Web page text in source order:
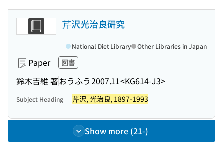
芹沢光治良研究
Paper 図書
鈴木吉維 著おうふう2007.11<KG614-J3>
National Diet Library Other Libraries in Japan
Subject Heading 芹沢, 光治良, 1897-1993
Show more (21-)